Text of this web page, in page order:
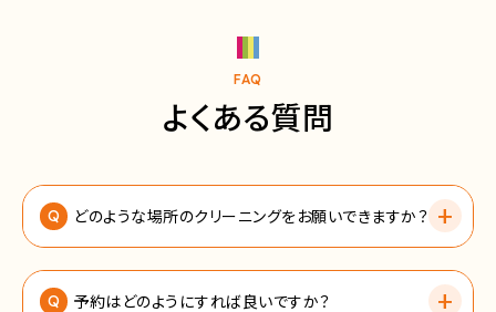
FAQ
よくある質問
Q どのような場所のクリーニングをお願いできますか？
Q 予約はどのようにすれば良いですか？